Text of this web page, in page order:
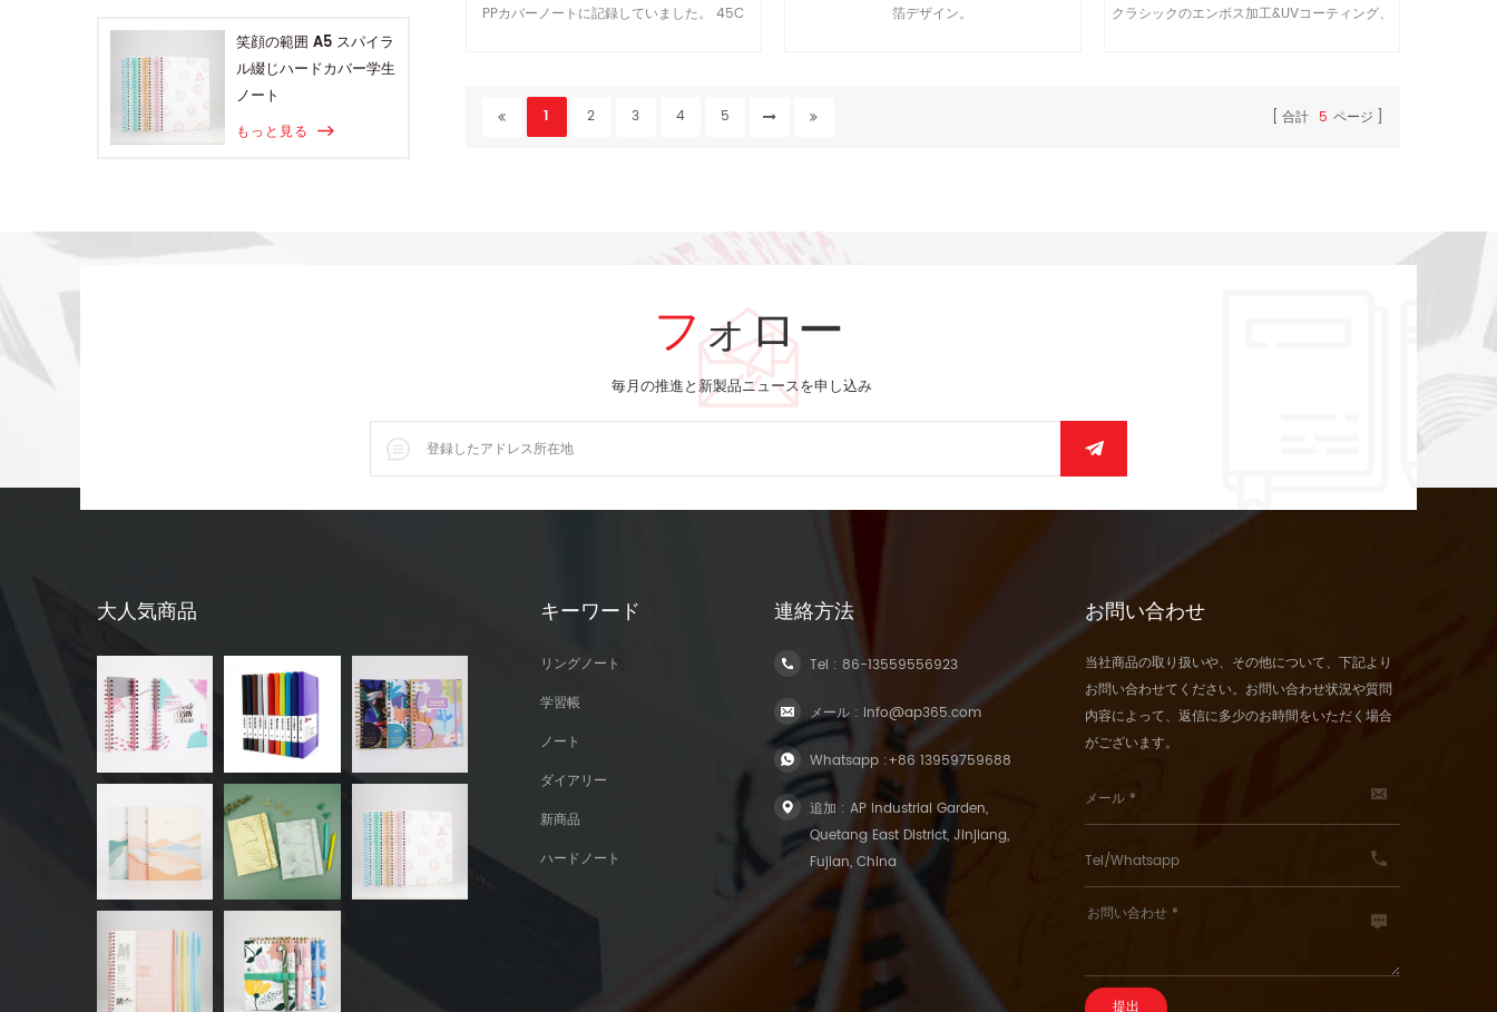
笑顔の範囲 A5 スパイラ
ル綴じハードカバー学生
ノート
もっと見る
PPカバーノートに記録していました。 45C
箔デザイン。
クラシックのエンボス加工&UVコーティング、
1 2 3 4 5 合計 5 ページ
フォロー
毎月の推進と新製品ニュースを申し込み
大人気商品 キーワード
リングノート
学習帳
ノート
ダイアリー
新商品
ハードノート
連絡方法
Tel :86-13559556923
メール : info@ap365.com
Whatsapp :+86 13959759688
追加 : AP Industrial Garden,
Quetang East District, Jinjiang,
Fujian, China
お問い合わせ
当社商品の取り扱いや、その他について、下記より
お問い合わせてください。お問い合わせ状況や質問
内容によって、返信に多少のお時間をいただく場合
がございます。